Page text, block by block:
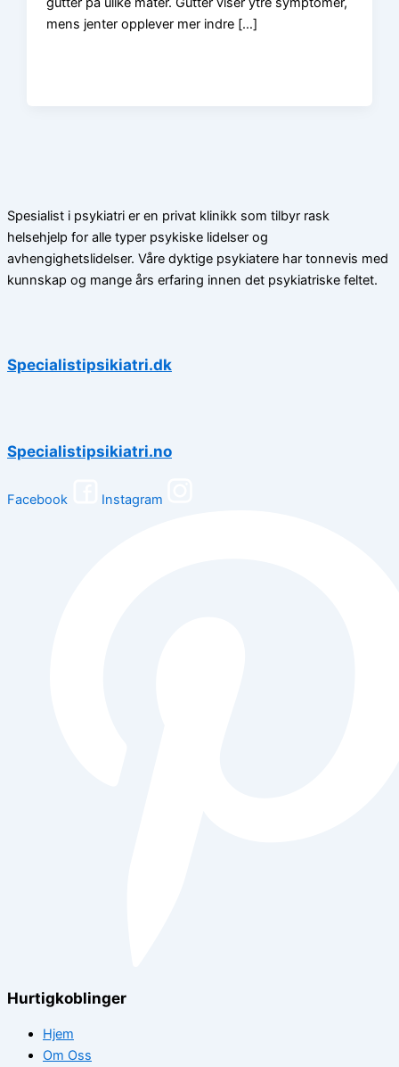
mens jenter opplever mer indre […]
Spesialist i psykiatri er en privat klinikk som tilbyr rask
helsehjelp for alle typer psykiske lidelser og
avhengighetslidelser. Våre dyktige psykiatere har tonnevis med
kunnskap og mange års erfaring innen det psykiatriske feltet.
Specialistipsikiatri.dk
Specialistipsikiatri.no
Facebook Instagram
Hurtigkoblinger
Hjem
Om Oss